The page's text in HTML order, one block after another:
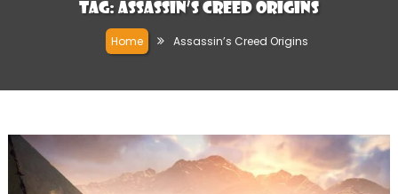
Tag: Assassin’s Creed Origins
Home Assassin’s Creed Origins